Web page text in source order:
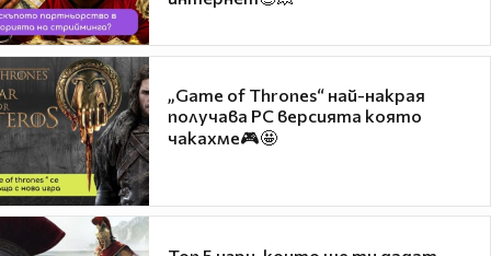
„Game of Thrones“ най-накрая
получава PC версията която
чакахме🎮🤩